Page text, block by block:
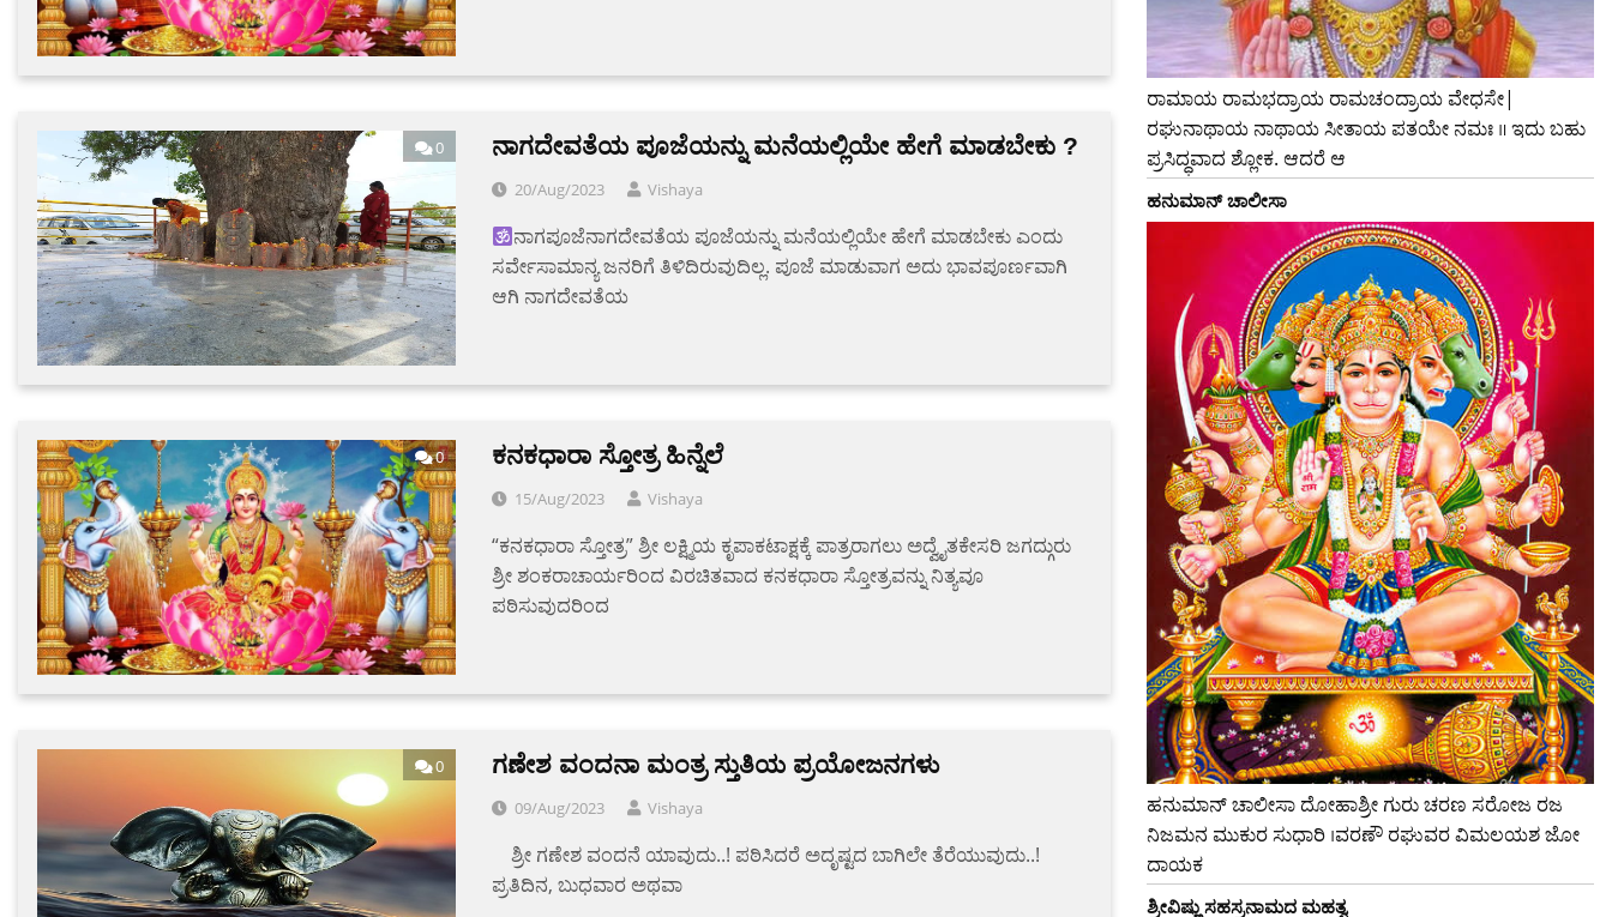
0 ನಾಗದೇವತೆಯ ಪೂಜೆಯನ್ನು ಮನೆಯಲ್ಲಿಯೇ ಹೇಗೆ ಮಾಡಬೇಕು ?
20/Aug/2023 Vishaya
ನಾಗಪೂಜೆನಾಗದೇವತೆಯ ಪೂಜೆಯನ್ನು ಮನೆಯಲ್ಲಿಯೇ ಹೇಗೆ ಮಾಡಬೇಕು ಎಂದು
ಸರ್ವೇಸಾಮಾನ್ಯ ಜನರಿಗೆ ತಿಳಿದಿರುವುದಿಲ್ಲ. ಪೂಜೆ ಮಾಡುವಾಗ ಅದು ಭಾವಪೂರ್ಣವಾಗಿ
ಆಗಿ ನಾಗದೇವತೆಯ
0 ಕನಕಧಾರಾ ಸ್ತೋತ್ರ ಹಿನ್ನೆಲೆ
15/Aug/2023 Vishaya
“ಕನಕಧಾರಾ ಸ್ತೋತ್ರ” ಶ್ರೀ ಲಕ್ಷ್ಮಿಯ ಕೃಪಾಕಟಾಕ್ಷಕ್ಕೆ ಪಾತ್ರರಾಗಲು ಅದ್ವೈತಕೇಸರಿ ಜಗದ್ಗುರು
ಶ್ರೀ ಶಂಕರಾಚಾರ್ಯರಿಂದ ವಿರಚಿತವಾದ ಕನಕಧಾರಾ ಸ್ತೋತ್ರವನ್ನು ನಿತ್ಯವೂ
ಪಠಿಸುವುದರಿಂದ
0 ​ಗಣೇಶ ವಂದನಾ ಮಂತ್ರ ಸ್ತುತಿಯ ಪ್ರಯೋಜನಗಳು
09/Aug/2023 Vishaya
‌ ‌ ‌ ‌ ‌ಶ್ರೀ ಗಣೇಶ ವಂದನೆ ಯಾವುದು..! ಪಠಿಸಿದರೆ ಅದೃಷ್ಟದ ಬಾಗಿಲೇ ತೆರೆಯುವುದು..!
ಪ್ರತಿದಿನ, ಬುಧವಾರ ಅಥವಾ
ರಾಮಾಯ ರಾಮಭದ್ರಾಯ ರಾಮಚಂದ್ರಾಯ ವೇಧಸೇ|
ರಘುನಾಥಾಯ ನಾಥಾಯ ಸೀತಾಯ ಪತಯೇ ನಮಃ ॥ ಇದು ಬಹು
ಪ್ರಸಿದ್ಧವಾದ ಶ್ಲೋಕ. ಆದರೆ ಆ
ಹನುಮಾನ್ ಚಾಲೀಸಾ
ಹನುಮಾನ್ ಚಾಲೀಸಾ ದೋಹಾಶ್ರೀ ಗುರು ಚರಣ ಸರೋಜ ರಜ
ನಿಜಮನ ಮುಕುರ ಸುಧಾರಿ ।ವರಣೌ ರಘುವರ ವಿಮಲಯಶ ಜೋ
ದಾಯಕ
ಶ್ರೀವಿಷ್ಣು ಸಹಸ್ರನಾಮದ ಮಹತ್ವ